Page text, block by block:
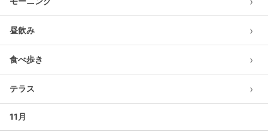
昼飲み ›
食べ歩き ›
テラス ›
11月